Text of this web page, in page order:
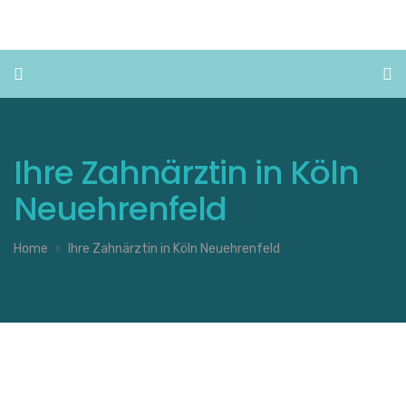
Ihre Zahnärztin in Köln
Neuehrenfeld
Home Ihre Zahnärztin in Köln Neuehrenfeld